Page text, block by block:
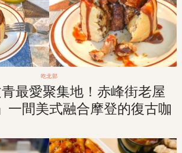
吃北部
青最愛聚集地！赤峰街老屋
一間美式融合摩登的復古咖